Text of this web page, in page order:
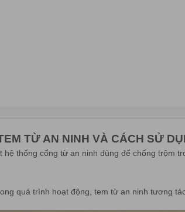
TỪ AN NINH VÀ CÁCH SỬ
thống cổng từ an ninh dùng để chống trộm
quá trình hoạt động, tem từ an ninh tương